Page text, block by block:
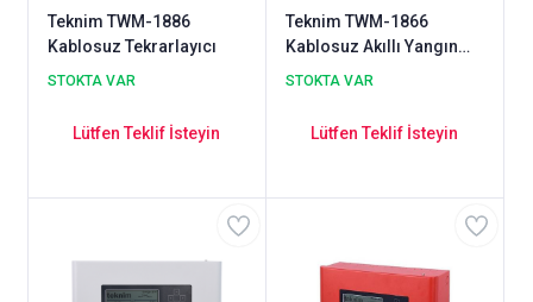
Teknim TWM-1886
Kablosuz Tekrarlayıcı
STOKTA VAR
Lütfen Teklif İsteyin
Teknim TWM-1866
Kablosuz Akıllı Yangın
Alarm Kırbas Butonu
STOKTA VAR
Lütfen Teklif İsteyin